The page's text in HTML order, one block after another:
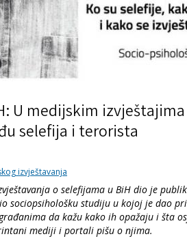
U medijskim
selefija i terorista
izvještavanja
o selefijama u BiH dio je
sociopsihološku studiju u kojoj je dao
da kažu kako ih opažaju i šta
mediji i portali pišu o njima.